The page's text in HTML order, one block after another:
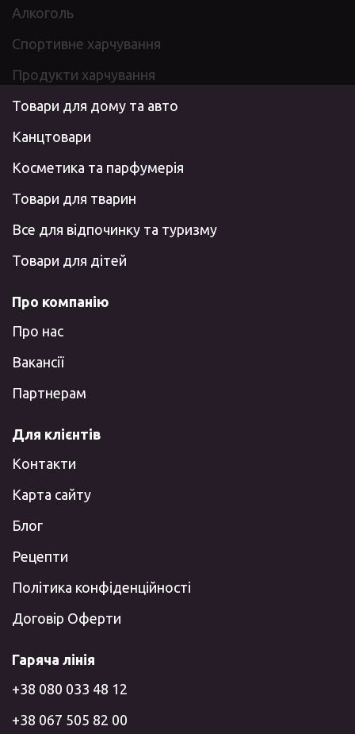
Алкоголь
Спортивне харчування
Продукти харчування
Товари для дому та авто
Канцтовари
Косметика та парфумерія
Товари для тварин
Все для відпочинку та туризму
Товари для дітей
Про компанію
Про нас
Вакансії
Партнерам
Для клієнтів
Контакти
Карта сайту
Блог
Рецепти
Політика конфіденційності
Договір Оферти
Гаряча лінія
+38 080 033 48 12
+38 067 505 82 00